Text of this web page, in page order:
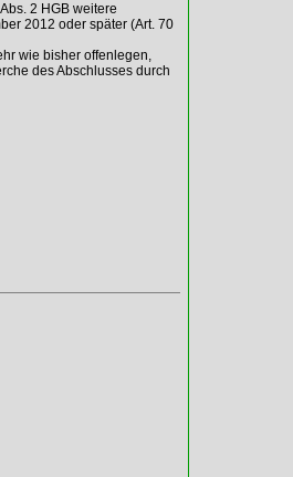
2 HGB weitere
2012 oder später (Art. 70
wie bisher offenlegen,
des Abschlusses durch